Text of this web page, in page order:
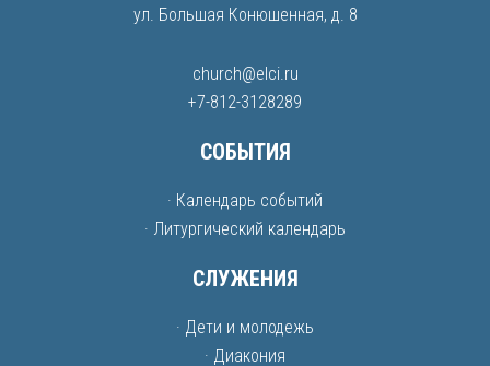
ул. Большая Конюшенная, д. 8
church@elci.ru
+7-812-3128289
СОБЫТИЯ
· Календарь событий
· Литургический календарь
СЛУЖЕНИЯ
· Дети и молодежь
· Диакония